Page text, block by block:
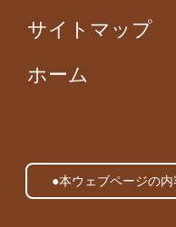
サイトマップ
ホーム
●本ウェブページの